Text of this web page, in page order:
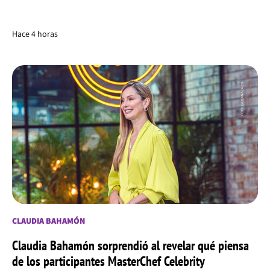
Hace 4 horas
CLAUDIA BAHAMÓN
Claudia Bahamón sorprendió al revelar qué piensa
de los participantes MasterChef Celebrity